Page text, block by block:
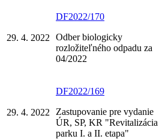
29. 4. 2022
DF2022/170
Odber biologicky
rozložiteľného odpadu za
04/2022
29. 4. 2022
DF2022/169
Zastupovanie pre vydanie
ÚR, SP, KR "Revitalizácia
parku I. a II. etapa"